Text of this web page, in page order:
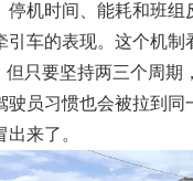
停机时间、能耗和班组
引车的表现。这个机制
但只要坚持两三个周期
驶员习惯也会被拉到同
来了。